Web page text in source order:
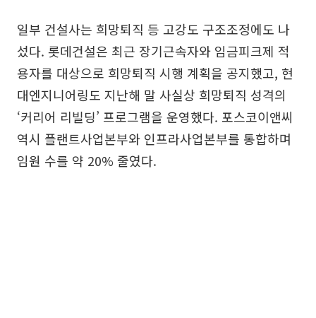
일부 건설사는 희망퇴직 등 고강도 구조조정에도 나
섰다. 롯데건설은 최근 장기근속자와 임금피크제 적
용자를 대상으로 희망퇴직 시행 계획을 공지했고, 현
대엔지니어링도 지난해 말 사실상 희망퇴직 성격의
‘커리어 리빌딩’ 프로그램을 운영했다. 포스코이앤씨
역시 플랜트사업본부와 인프라사업본부를 통합하며
임원 수를 약 20% 줄였다.